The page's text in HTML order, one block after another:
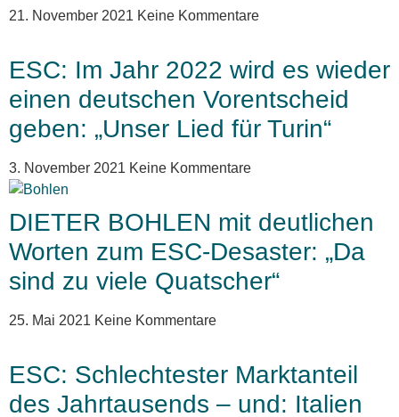
21. November 2021 Keine Kommentare
ESC: Im Jahr 2022 wird es wieder
einen deutschen Vorentscheid
geben: „Unser Lied für Turin“
3. November 2021 Keine Kommentare
DIETER BOHLEN mit deutlichen
Worten zum ESC-Desaster: „Da
sind zu viele Quatscher“
25. Mai 2021 Keine Kommentare
ESC: Schlechtester Marktanteil
des Jahrtausends – und: Italien